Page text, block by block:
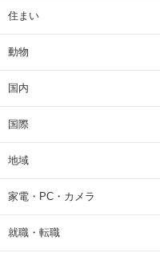
住まい
動物
国内
国際
地域
家電・PC・カメラ
就職・転職